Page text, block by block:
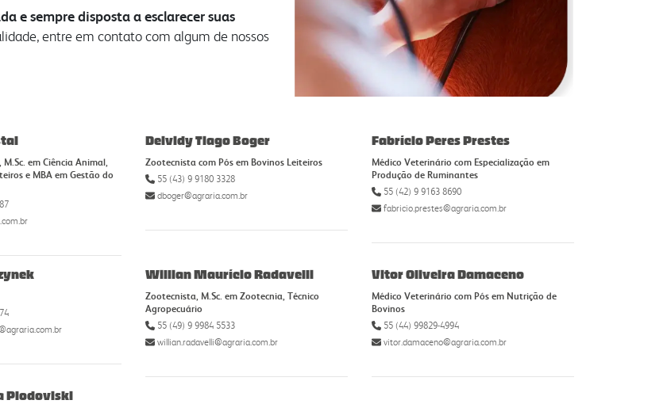
e sempre disposta a esclarecer suas
entre em contato com algum de nossos
em Ciência Animal,
e MBA em Gestão do
Deividy Tiago Boger
Zootecnista com Pós em Bovinos Leiteiros
55 (43) 9 9180 3328
dboger@agraria.com.br
Fabrício Peres Prestes
Médico Veterinário com Especialização em
Produção de Ruminantes
55 (42) 9 9163 8690
fabricio.prestes@agraria.com.br
Willian Maurício Radavelli
Zootecnista, M.Sc. em Zootecnia, Técnico
Agropecuário
55 (49) 9 9984 5533
willian.radavelli@agraria.com.br
Vitor Oliveira Damaceno
Médico Veterinário com Pós em Nutrição de
Bovinos
55 (44) 99829-4994
vitor.damaceno@agraria.com.br
Plodoviski